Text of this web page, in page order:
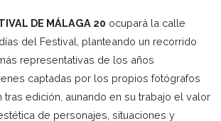
DE MÁLAGA 20 ocupará la calle
del Festival, planteando un recorrido
representativas de los años
captadas por los propios fotógrafos
tras edición, aunando en su trabajo el valor
de personajes, situaciones y